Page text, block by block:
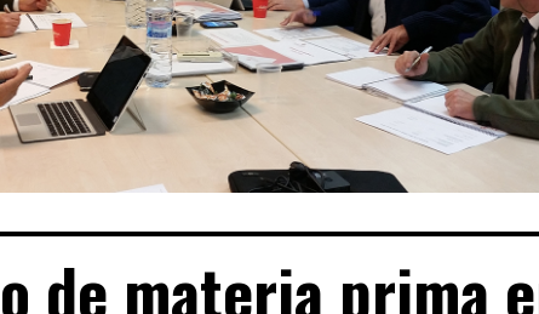
de materia prima